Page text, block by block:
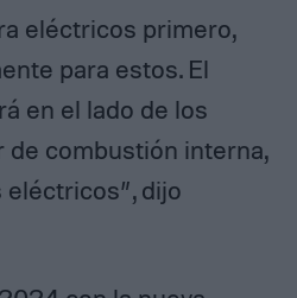
eléctricos primero,
para estos. El
en el lado de los
combustión interna,
eléctricos”, dijo